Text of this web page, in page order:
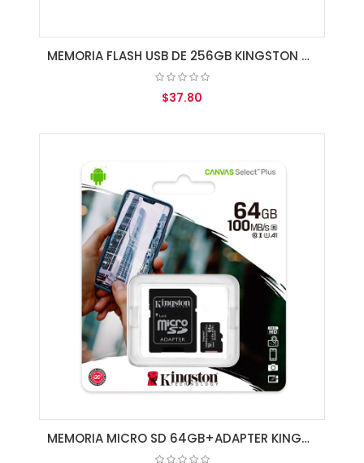
MEMORIA FLASH USB DE 256GB KINGSTON 3.2
$37.80
MEMORIA MICRO SD 64GB+ADAPTER KINGSTON CLASE 10